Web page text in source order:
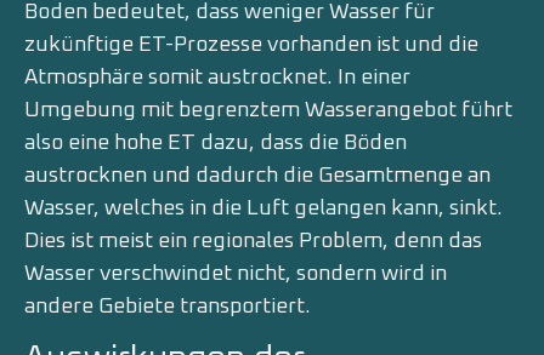
Boden bedeutet, dass weniger Wasser für
zukünftige ET-Prozesse vorhanden ist und die
Atmosphäre somit austrocknet. In einer
Umgebung mit begrenztem Wasserangebot führt
also eine hohe ET dazu, dass die Böden
austrocknen und dadurch die Gesamtmenge an
Wasser, welches in die Luft gelangen kann, sinkt.
Dies ist meist ein regionales Problem, denn das
Wasser verschwindet nicht, sondern wird in
andere Gebiete transportiert.